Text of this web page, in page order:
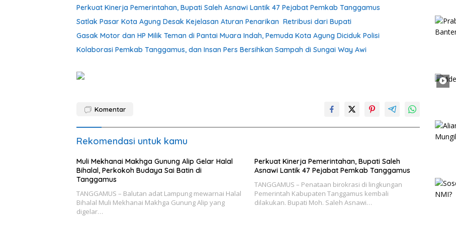
Perkuat Kinerja Pemerintahan, Bupati Saleh Asnawi Lantik 47 Pejabat Pemkab Tanggamus
Satlak Pasar Kota Agung Desak Kejelasan Aturan Penarikan Retribusi dari Bupati
Gasak Motor dan HP Milik Teman di Pantai Muara Indah, Pemuda Kota Agung Diciduk Polisi
Kolaborasi Pemkab Tanggamus, dan Insan Pers Bersihkan Sampah di Sungai Way Awi
Komentar
Rekomendasi untuk kamu
Muli Mekhanai Makhga Gunung Alip Gelar Halal
Bihalal, Perkokoh Budaya Sai Batin di
Tanggamus
TANGGAMUS – Balutan adat Lampung mewarnai Halal
Bihalal Muli Mekhanai Makhga Gunung Alip yang
digelar…
Perkuat Kinerja Pemerintahan, Bupati Saleh
Asnawi Lantik 47 Pejabat Pemkab Tanggamus
TANGGAMUS – Penataan birokrasi di lingkungan
Pemerintah Kabupaten Tanggamus kembali
dilakukan. Bupati Moh. Saleh Asnawi…